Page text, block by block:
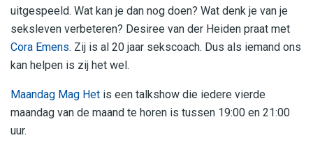
uitgespeeld. Wat kan je dan nog doen? Wat denk je van je
seksleven verbeteren? Desiree van der Heiden praat met
Cora Emens. Zij is al 20 jaar sekscoach. Dus als iemand ons
kan helpen is zij het wel.
Maandag Mag Het is een talkshow die iedere vierde
maandag van de maand te horen is tussen 19:00 en 21:00
uur.